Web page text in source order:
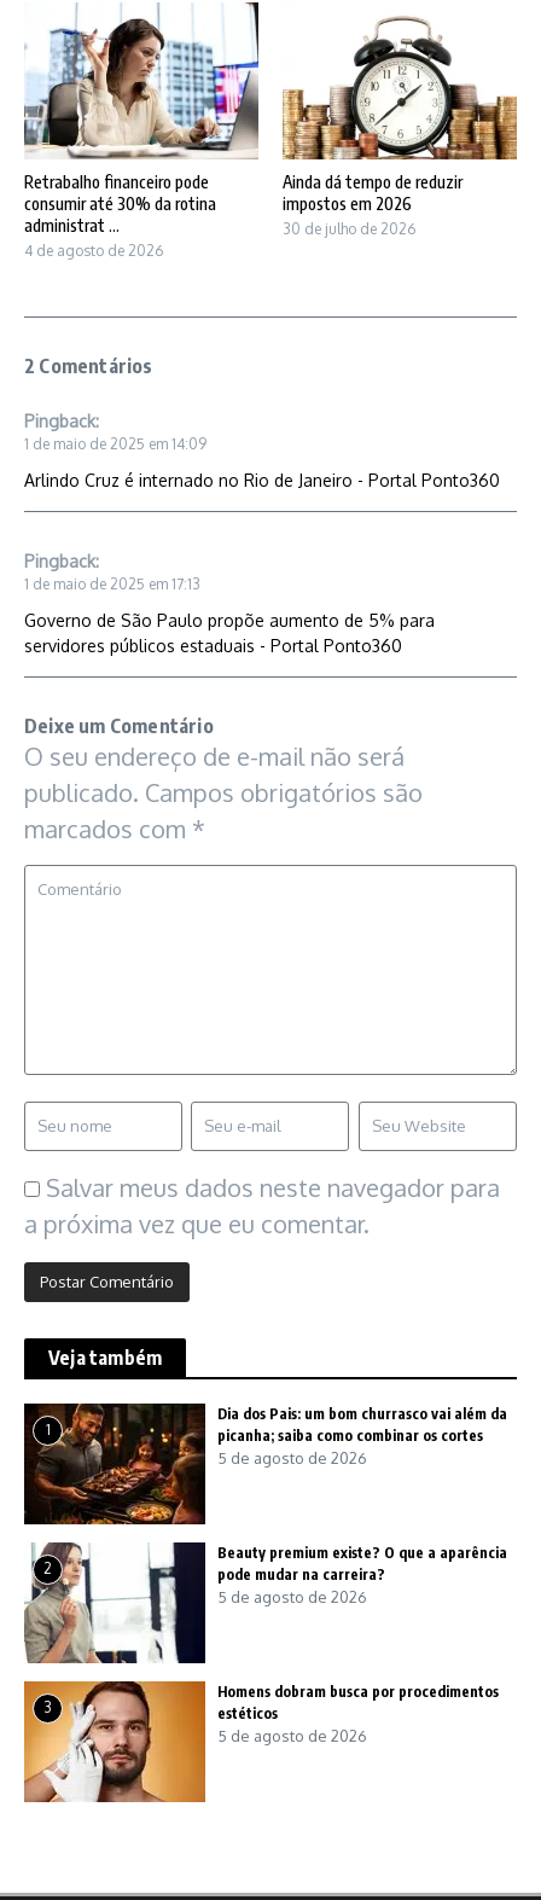
Retrabalho financeiro pode
consumir até 30% da rotina
administrat ...
4 de agosto de 2026
Ainda dá tempo de reduzir
impostos em 2026
30 de julho de 2026
2 Comentários
Pingback:
1 de maio de 2025 em 14:09
Arlindo Cruz é internado no Rio de Janeiro - Portal Ponto360
Pingback:
1 de maio de 2025 em 17:13
Governo de São Paulo propõe aumento de 5% para
servidores públicos estaduais - Portal Ponto360
Deixe um Comentário
O seu endereço de e-mail não será
publicado. Campos obrigatórios são
marcados com *
Salvar meus dados neste navegador para
a próxima vez que eu comentar.
Veja também
1
Dia dos Pais: um bom churrasco vai além da
picanha; saiba como combinar os cortes
5 de agosto de 2026
2
Beauty premium existe? O que a aparência
pode mudar na carreira?
5 de agosto de 2026
3
Homens dobram busca por procedimentos
estéticos
5 de agosto de 2026